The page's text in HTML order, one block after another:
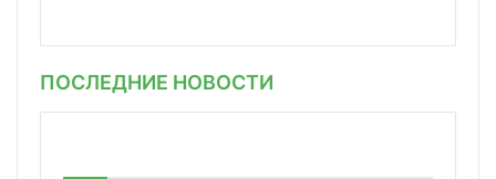
ПОСЛЕДНИЕ НОВОСТИ